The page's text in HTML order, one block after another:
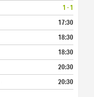
1 - 1
17:30
18:30
18:30
20:30
20:30